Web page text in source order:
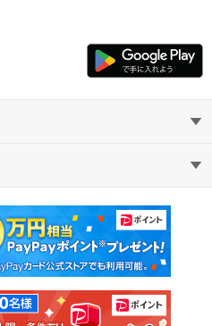
中古マンション
中古一戸建て
土地
教えて！住まいの先生